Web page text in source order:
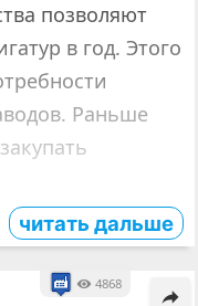
позволяют
в год. Этого
Раньше
читать дальше
4868